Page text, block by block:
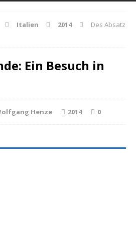
Italien 2014
Des Absatz
Ein Besuch in
Henze 2014 0